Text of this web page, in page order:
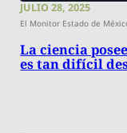
JULIO 28, 2025
El Monitor Estado de
La ciencia
es tan difícil